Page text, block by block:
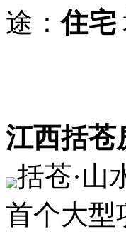
途：住宅
江西括苍
括苍·山
首个大型